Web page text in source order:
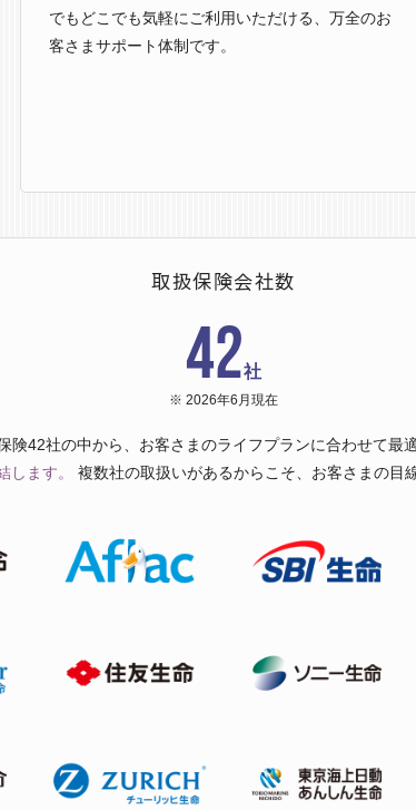
でもどこでも気軽にご利用いただける、万全のお
客さまサポート体制です。
取扱保険会社数
42社
※ 2026年6月現在
険42社の中から、お客さまのライフプランに合わせて最
します。 複数社の取扱いがあるからこそ、お客さまの目